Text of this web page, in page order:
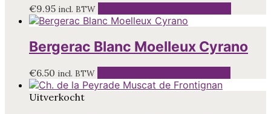
€9.95 incl. BTW
Bergerac Blanc Moelleux Cyrano
€6.50 incl. BTW
Uitverkocht